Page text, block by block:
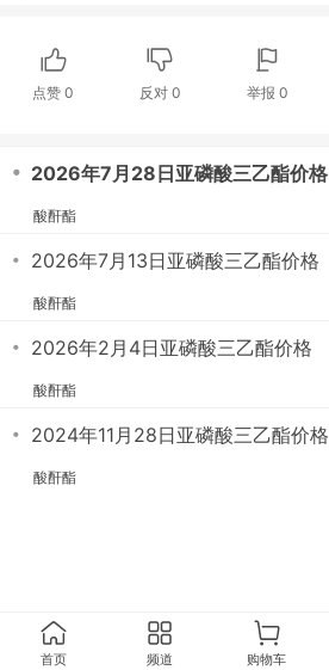
点赞0 反对 0 举报 0
・ 2026年7月28日亚磷酸三乙酯价格
酸酐酯
・ 2026年7月13日亚磷酸三乙酯价格
酸酐酯
・ 2026年2月4日亚磷酸三乙酯价格
酸酐酯
・ 2024年11月28日亚磷酸三乙酯价格
酸酐酯
首页 频道 购物车